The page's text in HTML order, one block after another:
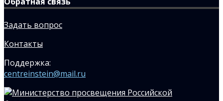
Задать вопрос
Контакты
Поддержка:
centreinstein@mail.ru